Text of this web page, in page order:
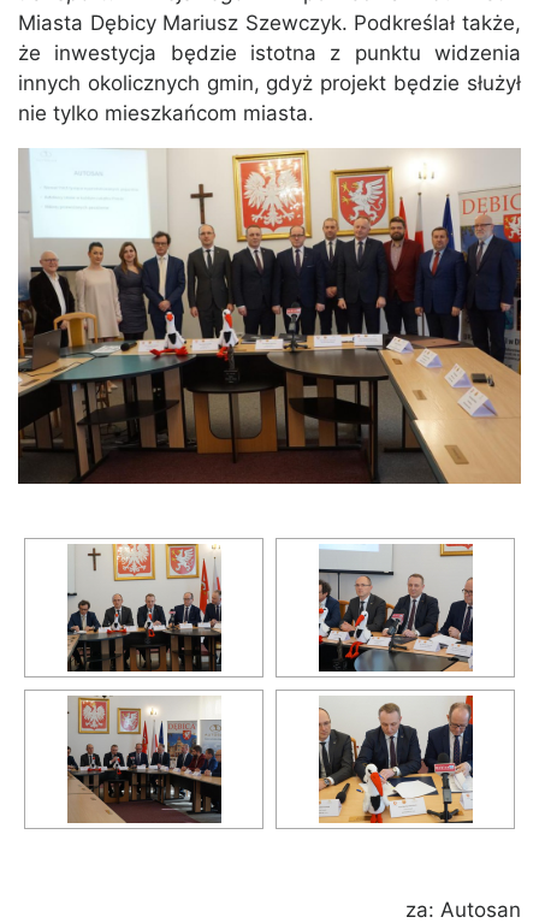
Miasta Dębicy Mariusz Szewczyk. Podkreślał także,
że inwestycja będzie istotna z punktu widzenia
innych okolicznych gmin, gdyż projekt będzie służył
nie tylko mieszkańcom miasta.
za: Autosan